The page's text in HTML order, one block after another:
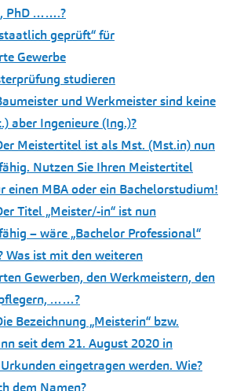
PhD …….?
geprüft“ für
Gewerbe
studieren
und Werkmeister sind keine
aber Ingenieure (Ing.)?
Meistertitel ist als Mst. (Mst.in) nun
Nutzen Sie Ihren Meistertitel
einen MBA oder ein Bachelorstudium!
Titel „Meister/-in“ ist nun
– wäre „Bachelor Professional“
Was ist mit den weiteren
Gewerben, den Werkmeistern, den
……?
Bezeichnung „Meisterin“ bzw.
seit dem 21. August 2020 in
eingetragen werden. Wie?
dem Namen?